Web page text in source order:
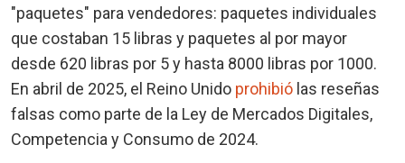
"paquetes" para vendedores: paquetes individuales
que costaban 15 libras y paquetes al por mayor
desde 620 libras por 5 y hasta 8000 libras por 1000.
En abril de 2025, el Reino Unido prohibió las reseñas
falsas como parte de la Ley de Mercados Digitales,
Competencia y Consumo de 2024.